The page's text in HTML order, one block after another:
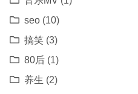
seo(10)
搞笑(3)
80后(1)
养生 (2)